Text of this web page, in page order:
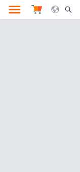
Search Opener Icon